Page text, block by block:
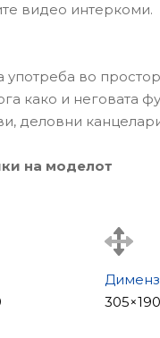
видео интеркоми.
употреба во
како и неговата
деловни
на моделот
на
ќе започне
и два
до 32GB